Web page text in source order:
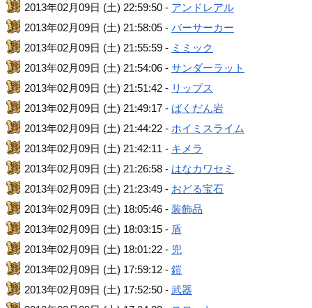
2013年02月09日 (土) 22:59:50 - アンドレアル
2013年02月09日 (土) 21:58:05 -バーサーカー
2013年02月09日 (土) 21:55:59 - ミミック
2013年02月09日 (土) 21:54:06 -サンダーラット
2013年02月09日 (土) 21:51:42 - リップス
2013年02月09日 (土) 21:49:17 - ばくだん岩
2013年02月09日 (土) 21:44:22 - ホイミスライム
2013年02月09日 (土) 21:42:11 - キメラ
2013年02月09日 (土) 21:26:58 - はなカワセミ
2013年02月09日 (土) 21:23:49 - おどる宝石
2013年02月09日 (土) 18:05:46 -装飾品
2013年02月09日 (土) 18:03:15 - 盾
2013年02月09日 (土) 18:01:22 - 兜
2013年02月09日 (土) 17:59:12 -鎧
2013年02月09日 (土) 17:52:50 -武器